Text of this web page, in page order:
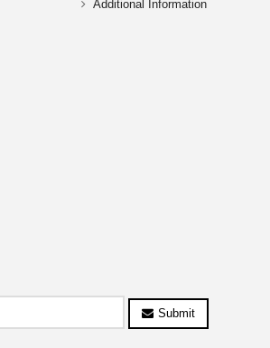
Additional Information
Submit